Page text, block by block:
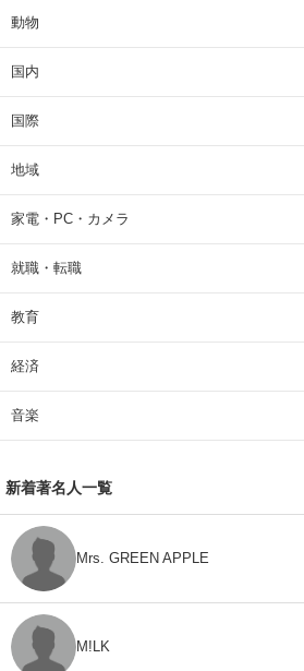
動物
国内
国際
地域
家電・PC・カメラ
就職・転職
教育
経済
音楽
新着著名人一覧
Mrs. GREEN APPLE
M!LK